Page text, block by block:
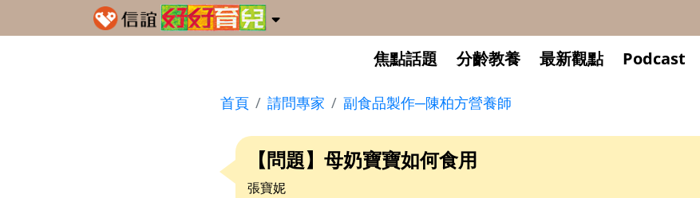
焦點話題 分齡教養 最新觀點 Podcast
首頁 請問專家 副食品製作─陳柏方營養師
【問題】母奶寶寶如何食用
張寶妮